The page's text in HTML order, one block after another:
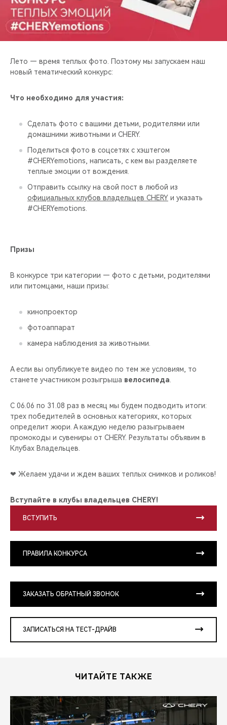
CHERY И СПОРТ
Лето — время теплых фото. Поэтому мы запускаем наш
новый тематический конкурс:
Что необходимо для участия:
Сделать фото с вашими детьми, родителями или
домашними животными и CHERY.
Поделиться фото в соцсетях с хэштегом
#CHERYemotions, написать, с кем вы разделяете
теплые эмоции от вождения.
Отправить ссылку на свой пост в любой из
официальных клубов владельцев CHERY и указать
#CHERYemotions.
Призы
В конкурсе три категории — фото с детьми, родителями
или питомцами, наши призы:
кинопроектор
фотоаппарат
камера наблюдения за животными.
А если вы опубликуете видео по тем же условиям, то
станете участником розыгрыша велосипеда
С 06.06 по 31.08 раз в месяц мы будем подводить итоги:
трех победителей в основных категориях, которых
определит жюри. А каждую неделю разыгрываем
промокоды и сувениры от CHERY. Результаты объявим в
Клубах Владельцев.
❤ Желаем удачи и ждем ваших теплых снимков и роликов!
Вступайте в клубы владельцев CHERY!
ВСТУПИТЬ
ПРАВИЛА КОНКУРСА
ЗАКАЗАТЬ ОБРАТНЫЙ ЗВОНОК
ЗАПИСАТЬСЯ НА ТЕСТ-ДРАЙВ
ЧИТАЙТЕ ТАКЖЕ